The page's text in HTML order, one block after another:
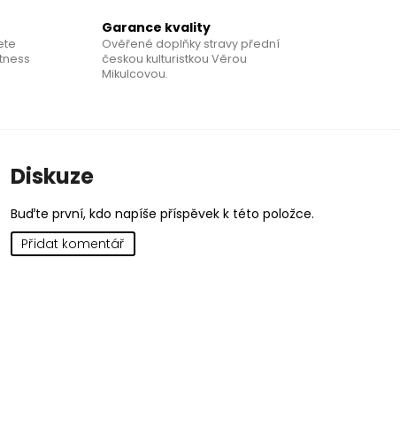
Garance kvality
Ověřené doplňky stravy přední
českou kulturistkou Věrou
Mikulcovou.
Diskuze
Buďte první, kdo napíše příspěvek k této položce.
Přidat komentář